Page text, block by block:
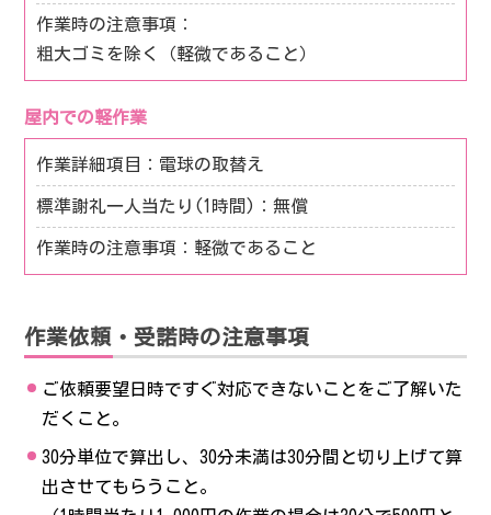
粗大ゴミを除く（軽微であること）
屋内での軽作業
電球の取替え
無償
軽微であること
作業依頼・受諾時の注意事項
ご依頼要望日時ですぐ対応できないことをご了解いた
だくこと。
30分単位で算出し、30分未満は30分間と切り上げて算
出させてもらうこと。